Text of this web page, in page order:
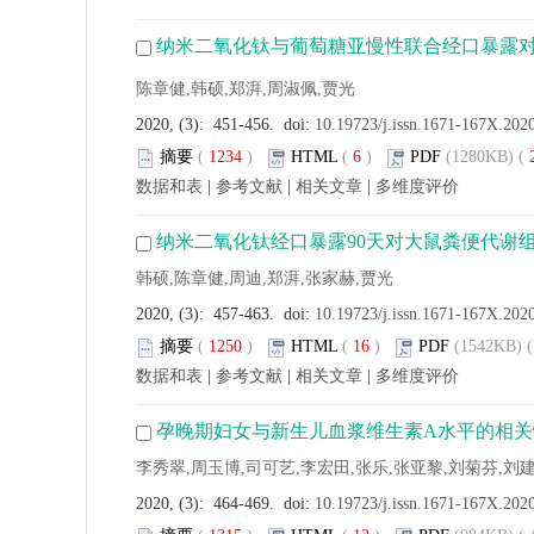
纳米二氧化钛与葡萄糖亚慢性联合经口暴露
陈章健,韩硕,郑湃,周淑佩,贾光
2020, (3): 451-456. doi: 10.19723/j.issn.1671-
摘要 ( 1234 ) HTML ( 6 ) PDF (1280KB) (
数据和表
参考文献 相关文章 多维度评价
纳米二氧化钛经口暴露90天对大鼠粪便代谢
韩硕,陈章健,周迪,郑湃,张家赫,贾光
2020, (3): 457-463. doi: 10.19723/j.issn.1671-
摘要 ( 1250 ) HTML ( 16 ) PDF (1542KB) (
数据和表
参考文献 相关文章 多维度评价
孕晚期妇女与新生儿血浆维生素A水平的相
李秀翠,周玉博,司可艺,李宏田,张乐,张亚黎,刘菊芬,刘
2020, (3): 464-469. doi: 10.19723/j.issn.1671-